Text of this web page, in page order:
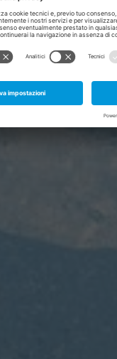
di pensiero